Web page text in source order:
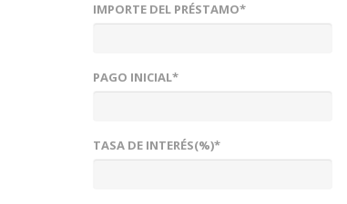
IMPORTE DEL PRÉSTAMO*
PAGO INICIAL*
TASA DE INTERÉS(%)*